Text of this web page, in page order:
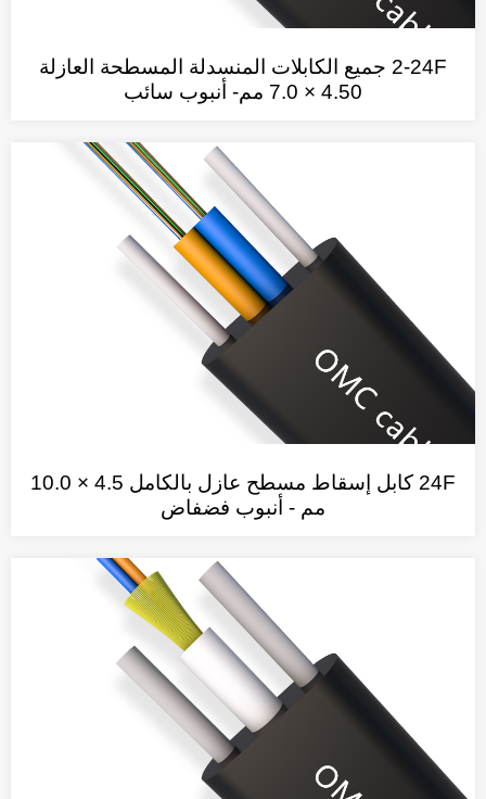
2-24F جميع الكابلات المنسدلة المسطحة العازلة
4.50 × 7.0 مم- أنبوب سائب
24F كابل إسقاط مسطح عازل بالكامل 4.5 × 10.0
مم - أنبوب فضفاض